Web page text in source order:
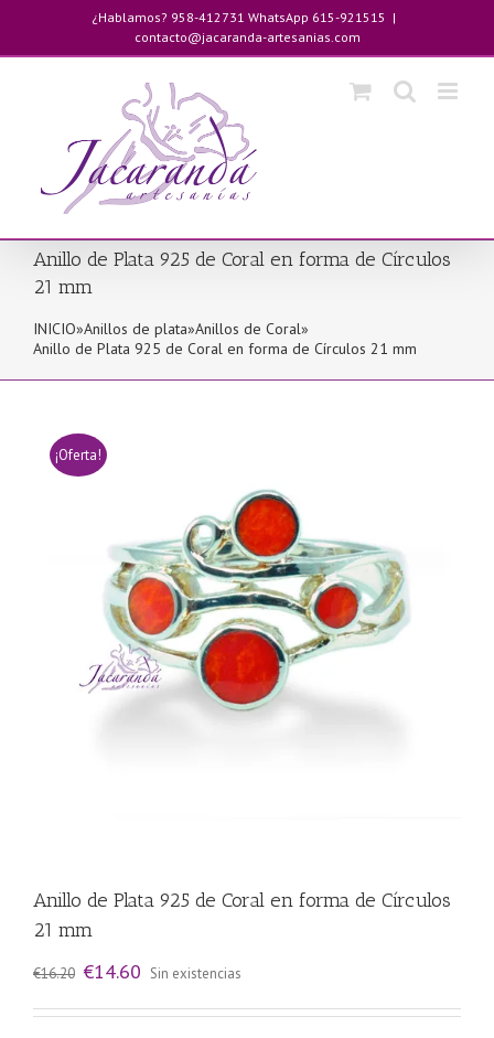
contenido
¿Hablamos? 958-412731 WhatsApp 615-921515 |
contacto@jacaranda-artesanias.com
Anillo de Plata 925 de Coral en forma de Círculos
21 mm
INICIO»Anillos de plata»Anillos de Coral»
Anillo de Plata 925 de Coral en forma de Círculos 21 mm
¡Oferta!
Anillo de Plata 925 de Coral en forma de Círculos
21 mm
€16.20 El
original
€14.60 El
actual
Sin existencias